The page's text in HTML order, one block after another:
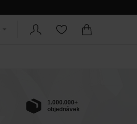
1.000.000+
objednávek